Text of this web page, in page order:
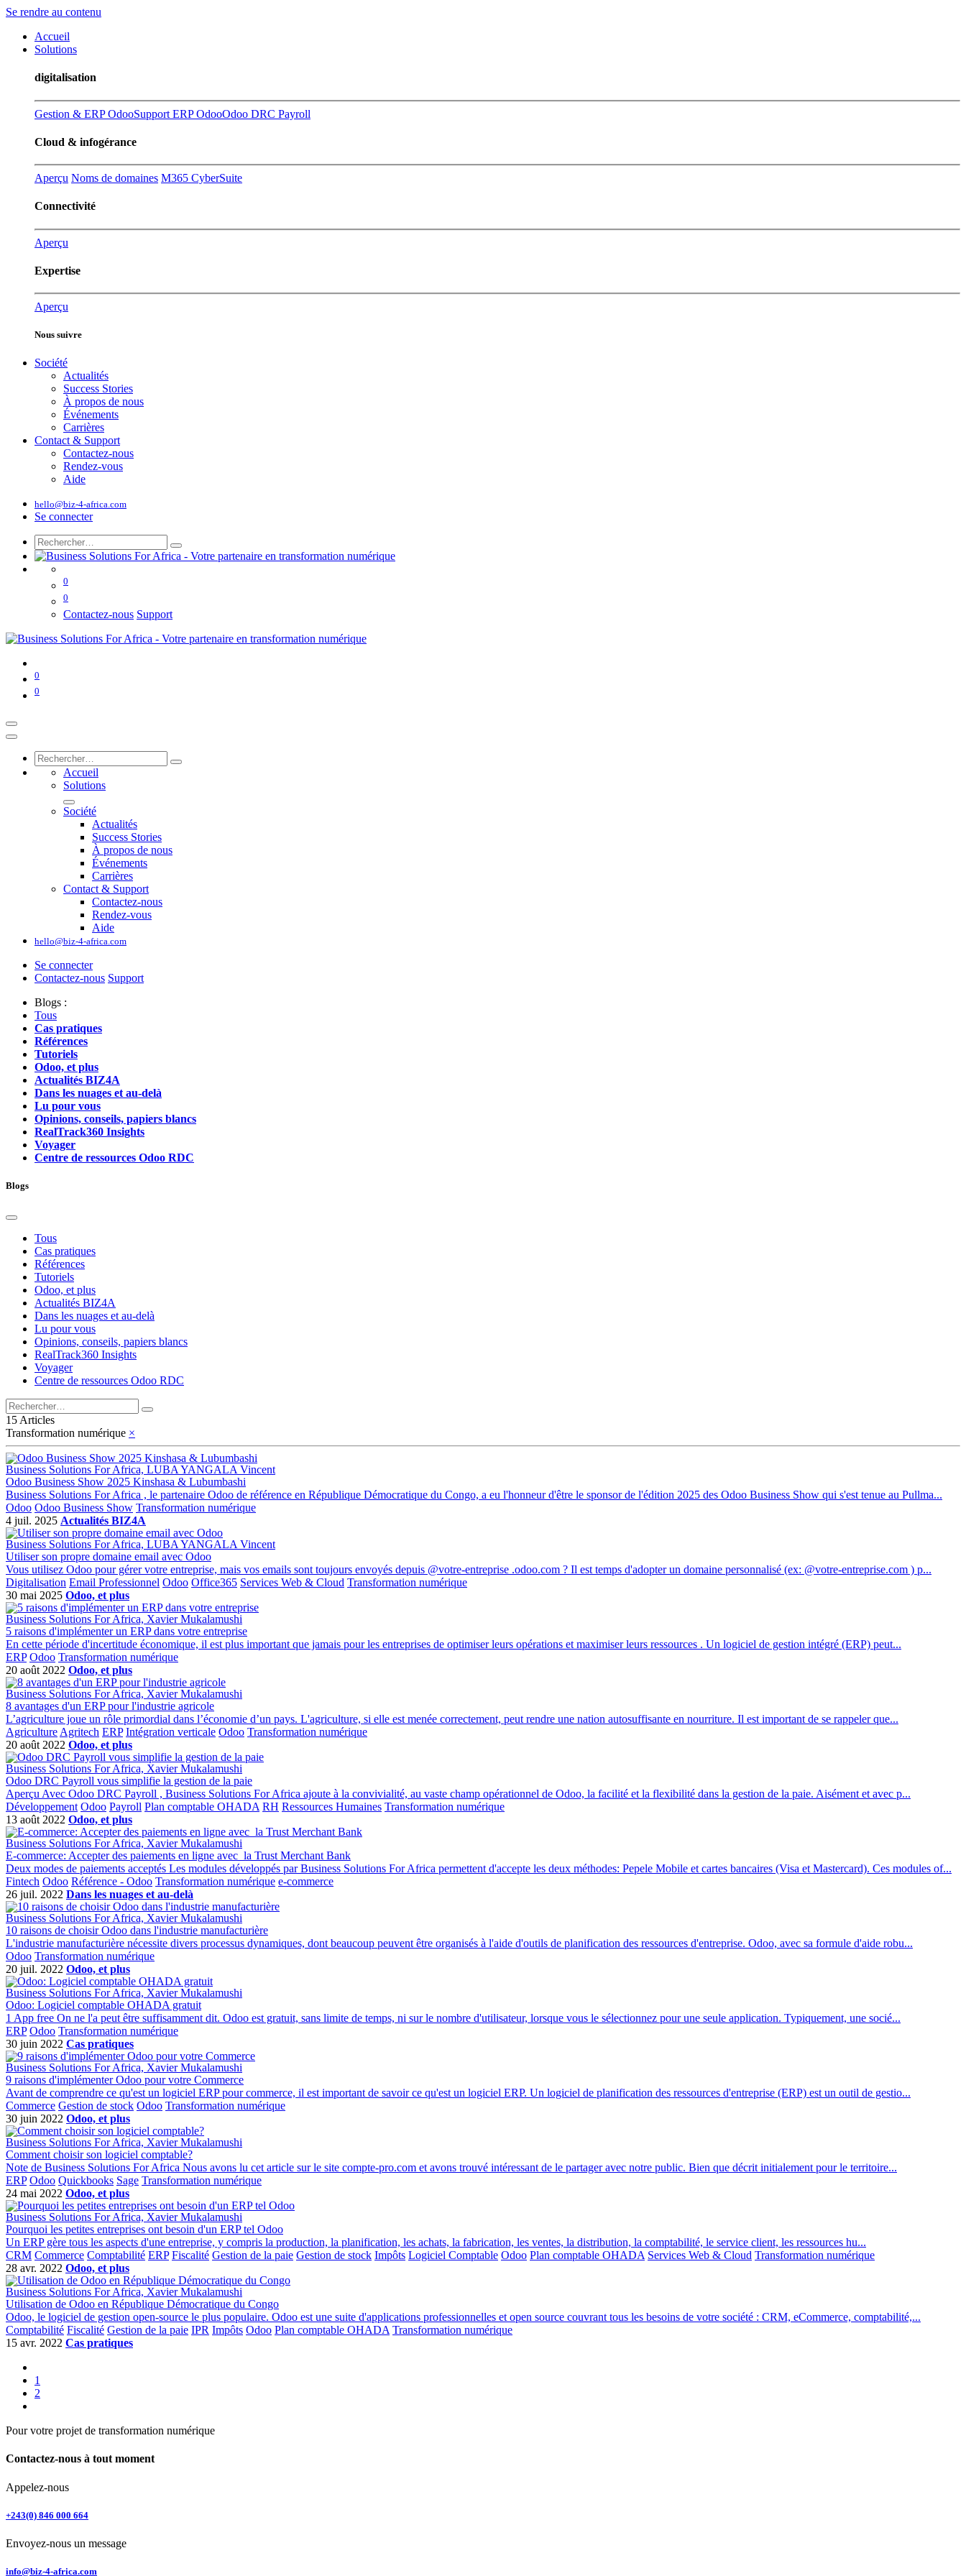
Se rendre au contenu
Accueil
Solutions
digitalisation
Gestion & ERP OdooSupport ERP OdooOdoo DRC Payroll
Cloud & infogérance
Aperçu Noms de domaines M365 CyberSuite
Connectivité
Aperçu
Expertise
Aperçu
Nous suivre
Société
Actualités
Success Stories
À propos de nous
Événements
Carrières
Contact & Support
Contactez-nous
Rendez-vous
Aide
hello@biz-4-africa.com
Se connecter
0
0
Contactez-nous Support
0
0
Accueil
Solutions
Société
Actualités
Success Stories
À propos de nous
Événements
Carrières
Contact & Support
Contactez-nous
Rendez-vous
Aide
hello@biz-4-africa.com
Se connecter
Contactez-nous Support
Blogs :
Tous
Cas pratiques
Références
Tutoriels
Odoo, et plus
Actualités BIZ4A
Dans les nuages et au-delà
Lu pour vous
Opinions, conseils, papiers blancs
RealTrack360 Insights
Voyager
Centre de ressources Odoo RDC
Blogs
Tous
Cas pratiques
Références
Tutoriels
Odoo, et plus
Actualités BIZ4A
Dans les nuages et au-delà
Lu pour vous
Opinions, conseils, papiers blancs
RealTrack360 Insights
Voyager
Centre de ressources Odoo RDC
15 Articles
Transformation numérique ×
Business Solutions For Africa, LUBA YANGALA Vincent
Odoo Business Show 2025 Kinshasa & Lubumbashi
Business Solutions For Africa , le partenaire Odoo de référence en République Démocratique du Congo, a eu l'honneur d'être le sponsor de l'édition 2025 des Odoo Business Show qui s'est tenue au Pullma...
Odoo Odoo Business Show Transformation numérique
4 juil. 2025 Actualités BIZ4A
Business Solutions For Africa, LUBA YANGALA Vincent
Utiliser son propre domaine email avec Odoo
Vous utilisez Odoo pour gérer votre entreprise, mais vos emails sont toujours envoyés depuis @votre-entreprise .odoo.com ? Il est temps d'adopter un domaine personnalisé (ex: @votre-entreprise.com ) p...
Digitalisation Email Professionnel Odoo Office365 Services Web & Cloud Transformation numérique
30 mai 2025 Odoo, et plus
Business Solutions For Africa, Xavier Mukalamushi
5 raisons d'implémenter un ERP dans votre entreprise
En cette période d'incertitude économique, il est plus important que jamais pour les entreprises de optimiser leurs opérations et maximiser leurs ressources . Un logiciel de gestion intégré (ERP) peut...
ERP Odoo Transformation numérique
20 août 2022 Odoo, et plus
Business Solutions For Africa, Xavier Mukalamushi
8 avantages d'un ERP pour l'industrie agricole
L’agriculture joue un rôle primordial dans l’économie d’un pays. L'agriculture, si elle est menée correctement, peut rendre une nation autosuffisante en nourriture. Il est important de se rappeler que...
Agriculture Agritech ERP Intégration verticale Odoo Transformation numérique
20 août 2022 Odoo, et plus
Business Solutions For Africa, Xavier Mukalamushi
Odoo DRC Payroll vous simplifie la gestion de la paie
Aperçu Avec Odoo DRC Payroll , Business Solutions For Africa ajoute à la convivialité, au vaste champ opérationnel de Odoo, la facilité et la flexibilité dans la gestion de la paie. Aisément et avec p...
Développement Odoo Payroll Plan comptable OHADA RH Ressources Humaines Transformation numérique
13 août 2022 Odoo, et plus
Business Solutions For Africa, Xavier Mukalamushi
E-commerce: Accepter des paiements en ligne avec la Trust Merchant Bank
Deux modes de paiements acceptés Les modules développés par Business Solutions For Africa permettent d'accepte les deux méthodes: Pepele Mobile et cartes bancaires (Visa et Mastercard). Ces modules of...
Fintech Odoo Référence - Odoo Transformation numérique e-commerce
26 juil. 2022 Dans les nuages et au-delà
Business Solutions For Africa, Xavier Mukalamushi
10 raisons de choisir Odoo dans l'industrie manufacturière
L'industrie manufacturière nécessite divers processus dynamiques, dont beaucoup peuvent être organisés à l'aide d'outils de planification des ressources d'entreprise. Odoo, avec sa formule d'aide robu...
Odoo Transformation numérique
20 juil. 2022 Odoo, et plus
Business Solutions For Africa, Xavier Mukalamushi
Odoo: Logiciel comptable OHADA gratuit
1 App free On ne l'a peut être suffisamment dit. Odoo est gratuit, sans limite de temps, ni sur le nombre d'utilisateur, lorsque vous le sélectionnez pour une seule application. Typiquement, une socié...
ERP Odoo Transformation numérique
30 juin 2022 Cas pratiques
Business Solutions For Africa, Xavier Mukalamushi
9 raisons d'implémenter Odoo pour votre Commerce
Avant de comprendre ce qu'est un logiciel ERP pour commerce, il est important de savoir ce qu'est un logiciel ERP. Un logiciel de planification des ressources d'entreprise (ERP) est un outil de gestio...
Commerce Gestion de stock Odoo Transformation numérique
30 juin 2022 Odoo, et plus
Business Solutions For Africa, Xavier Mukalamushi
Comment choisir son logiciel comptable?
Note de Business Solutions For Africa Nous avons lu cet article sur le site compte-pro.com et avons trouvé intéressant de le partager avec notre public. Bien que décrit initialement pour le territoire...
ERP Odoo Quickbooks Sage Transformation numérique
24 mai 2022 Odoo, et plus
Business Solutions For Africa, Xavier Mukalamushi
Pourquoi les petites entreprises ont besoin d'un ERP tel Odoo
Un ERP gère tous les aspects d'une entreprise, y compris la production, la planification, les achats, la fabrication, les ventes, la distribution, la comptabilité, le service client, les ressources hu...
CRM Commerce Comptabilité ERP Fiscalité Gestion de la paie Gestion de stock Impôts Logiciel Comptable Odoo Plan comptable OHADA Services Web & Cloud Transformation numérique
28 avr. 2022 Odoo, et plus
Business Solutions For Africa, Xavier Mukalamushi
Utilisation de Odoo en République Démocratique du Congo
Odoo, le logiciel de gestion open-source le plus populaire. Odoo est une suite d'applications professionnelles et open source couvrant tous les besoins de votre société : CRM, eCommerce, comptabilité,...
Comptabilité Fiscalité Gestion de la paie IPR Impôts Odoo Plan comptable OHADA Transformation numérique
15 avr. 2022 Cas pratiques
1
2
Pour votre projet de transformation numérique
Contactez-nous à tout moment
Appelez-nous
+243(0) 846 000 664
Envoyez-nous un message
info@biz-4-africa.com